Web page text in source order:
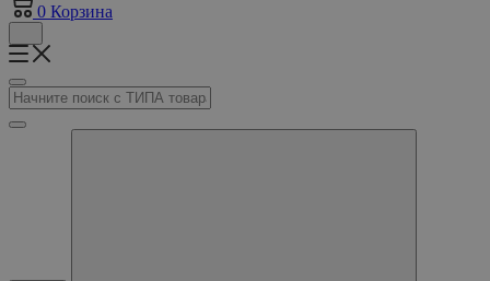
0 Корзина